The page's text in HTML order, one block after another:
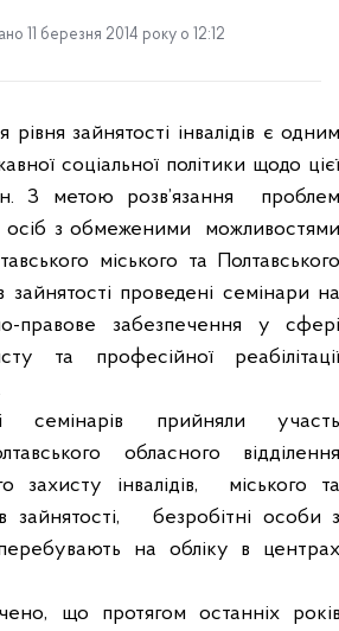
11 березня 2014 року о 12:12
рівня зайнятості інвалідів є
соціальної політики щодо
З метою розв’язання
осіб з обмеженими
міського та
зайнятості проведені семінари
правове забезпечення у
та професійної
семінарів прийняли
обласного
захисту інвалідів,
міського
зайнятості,
безробітні особи
перебувають на обліку в
що протягом останніх